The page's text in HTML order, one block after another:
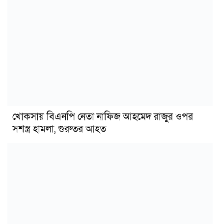
খোকসায় বিএনপি নেতা নাফিজ আহমেদ রাজুর ওপর
সশস্ত্র হামলা, গুরুতর আহত